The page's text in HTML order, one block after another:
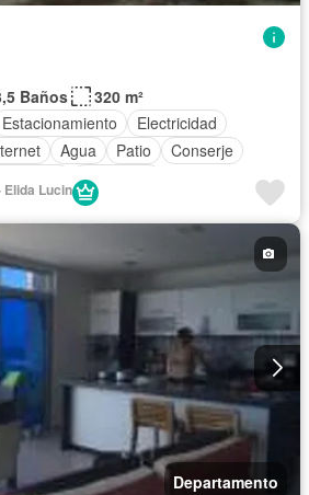
Baños
320 m²
Estacionamiento
Electricidad
Agua Patio
Conserje
Seguridad
Elida Lucin
Departamento